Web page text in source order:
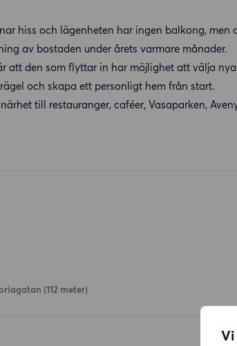
hiss och lägenheten har ingen balkong,
av bostaden under årets varmare månader.
att den som flyttar in har möjlighet att välja
och skapa ett personligt hem från start.
till restauranger, caféer, Vasaparken,
(112 meter)